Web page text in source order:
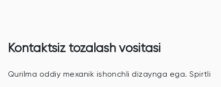
Kontaktsiz tozalash vositasi
Qurilma oddiy mexanik ishonchli dizaynga ega. Spirtli